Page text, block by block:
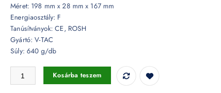
Méret: 198 mm x 28 mm x 167 mm
Energiaosztály: F
Tanúsítványok: CE, ROSH
Gyártó: V-TAC
Súly: 640 g/db
50W LED reflektor E-széria fehér 6500K - 215963 mennyiség
Kosárba teszem